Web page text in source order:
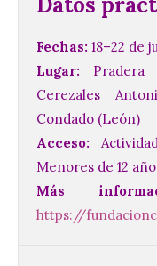
Fechas: 18–22 de
Lugar: Pradera
Cerezales
Condado (León)
Acceso:
Menores de 12
Más
https://
Vuelve la
de Dulces del
Gradefes
7 Ago 2026
de
imprescindible